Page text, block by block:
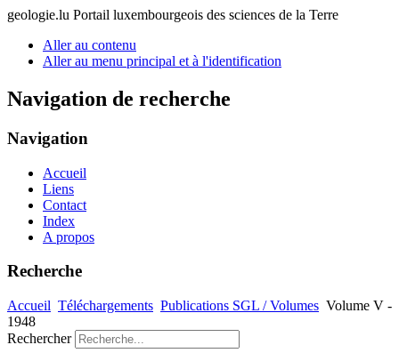
geologie.lu Portail luxembourgeois des sciences de la Terre
Aller au contenu
Aller au menu principal et à l'identification
Navigation de recherche
Navigation
Accueil
Liens
Contact
Index
A propos
Recherche
Accueil Téléchargements Publications SGL / Volumes Volume V -
1948
Rechercher